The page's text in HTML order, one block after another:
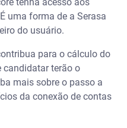
uma forma de a Serasa
do usuário.
para o cálculo do
candidatar terão o
mais sobre o passo a
da conexão de contas